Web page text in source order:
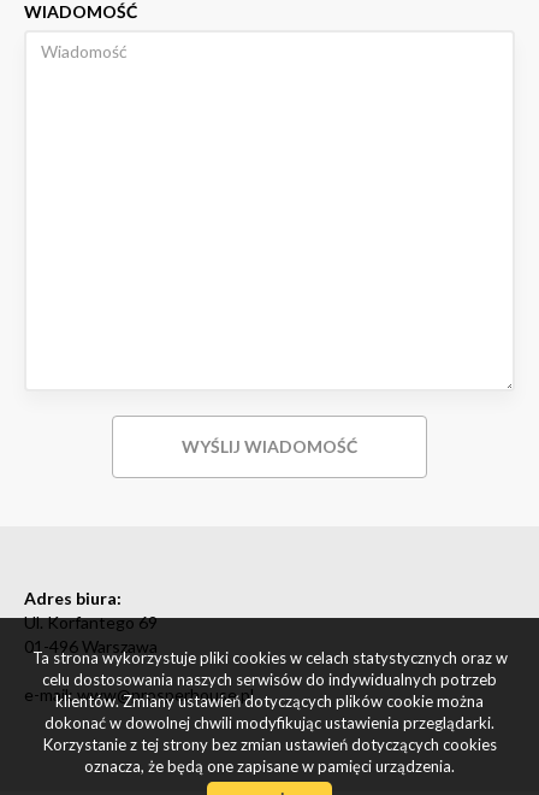
WIADOMOŚĆ
Adres biura:
Ul. Korfantego 69
01-496 Warszawa
e-mail: www@prosperhouse.pl
Ta strona wykorzystuje pliki cookies w celach statystycznych oraz w
celu dostosowania naszych serwisów do indywidualnych potrzeb
klientów. Zmiany ustawień dotyczących plików cookie można
dokonać w dowolnej chwili modyfikując ustawienia przeglądarki.
Korzystanie z tej strony bez zmian ustawień dotyczących cookies
oznacza, że będą one zapisane w pamięci urządzenia.